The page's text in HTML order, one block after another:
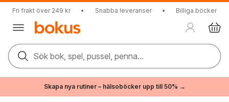
Fri frakt över 249 kr • Snabba leveranser • Billiga böcker
Sök bok, spel, pussel, penna...
Skapa nya rutiner – hälsoböcker upp till 50% →